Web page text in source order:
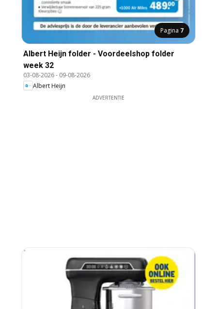
Pagina 7
Albert Heijn folder - Voordeelshop folder
week 32
03-08-2026- 09-08-2026
Albert Heijn
ADVERTENTIE